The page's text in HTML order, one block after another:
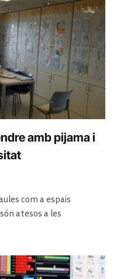
amb pijama i
com a espais
atesos a les